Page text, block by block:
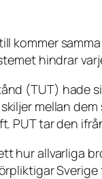
kommer
hindrar
(TUT) hade
mellan
PUT tar den
hur allvarliga
Sverige